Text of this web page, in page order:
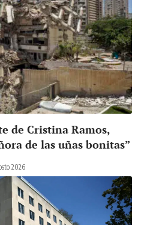
de Cristina Ramos,
de las uñas bonitas”
2026